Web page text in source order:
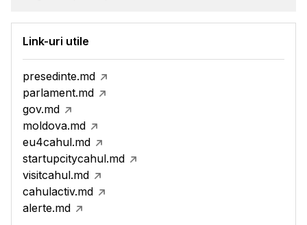
Link-uri utile
presedinte.md
parlament.md
gov.md
moldova.md
eu4cahul.md
startupcitycahul.md
visitcahul.md
cahulactiv.md
alerte.md